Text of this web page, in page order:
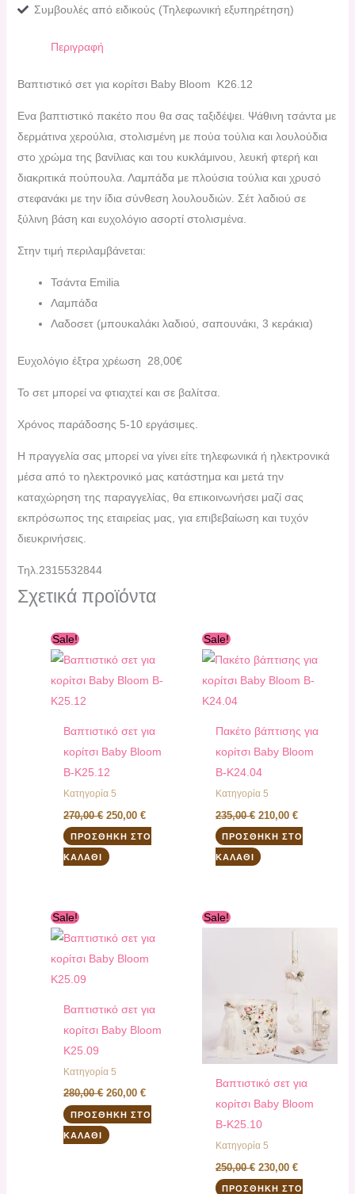
Συμβουλές από ειδικούς (Τηλεφωνική εξυπηρέτηση)
Περιγραφή
Βαπτιστικό σετ για κορίτσι Baby Bloom K26.12
Ενα βαπτιστικό πακέτο που θα σας ταξιδέψει. Ψάθινη τσάντα με
δερμάτινα χερούλια, στολισμένη με πούα τούλια και λουλούδια
στο χρώμα της βανίλιας και του κυκλάμινου, λευκή φτερή και
διακριτικά πούπουλα. Λαμπάδα με πλούσια τούλια και χρυσό
στεφανάκι με την ίδια σύνθεση λουλουδιών. Σέτ λαδιού σε
ξύλινη βάση και ευχολόγιο ασορτί στολισμένα.
Στην τιμή περιλαμβάνεται:
Τσάντα Emilia
Λαμπάδα
Λαδοσετ (μπουκαλάκι λαδιού, σαπουνάκι, 3 κεράκια)
Ευχολόγιο έξτρα χρέωση 28,00€
Το σετ μπορεί να φτιαχτεί και σε βαλίτσα.
Χρόνος παράδοσης 5-10 εργάσιμες.
H πραγγελία σας μπορεί να γίνει είτε τηλεφωνικά ή ηλεκτρονικά
μέσα από το ηλεκτρονικό μας κατάστημα και μετά την
καταχώρηση της παραγγελίας, θα επικοινωνήσει μαζί σας
εκπρόσωπος της εταιρείας μας, για επιβεβαίωση και τυχόν
διευκρινήσεις.
Τηλ.2315532844
Σχετικά προϊόντα
Sale!
Βαπτιστικό σετ για
κορίτσι Baby Bloom
B-K25.12
Κατηγορία 5
270,00€
was:
250,00€
τιμή
250,00 €.
ΠΡΟΣΘΉΚΗ ΣΤΟ
ΚΑΛΆΘΙ
Sale!
Πακέτο βάπτισης για
κορίτσι Baby Bloom
B-K24.04
Κατηγορία 5
235,00€
was:
210,00 €
τιμή
210,00 €.
ΠΡΟΣΘΉΚΗ ΣΤΟ
ΚΑΛΆΘΙ
Sale!
Βαπτιστικό σετ για
κορίτσι Baby Bloom
K25.09
Κατηγορία 5
280,00€
was:
260,00€
τιμή
260,00 €.
ΠΡΟΣΘΉΚΗ ΣΤΟ
ΚΑΛΆΘΙ
Sale!
Βαπτιστικό σετ για
κορίτσι Baby Bloom
B-K25.10
Κατηγορία 5
250,00€
price
250,00 €.
230,00 €
τρέχουσα
είναι:
230,00 €.
ΠΡΟΣΘΉΚΗ ΣΤΟ